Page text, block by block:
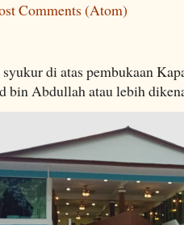
Comments (Atom)
di atas pembukaan
bin Abdullah atau lebih